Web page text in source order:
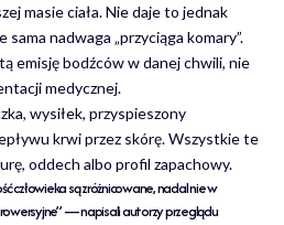
masie ciała. Nie daje to jednak
nadwaga „przyciąga komary”.
emisję bodźców w danej chwili, nie
medycznej.
wysiłek, przyspieszony
krwi przez skórę. Wszystkie te
oddech albo profil zapachowy.
człowieka są zróżnicowane, nadal nie w
— napisali autorzy przeglądu